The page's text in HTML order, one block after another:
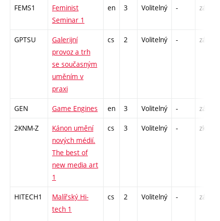
FEMS1
Feminist
Seminar 1
en 3 Volitelný - zá
GPTSU
Galerijní
provoz a trh
se současným
uměním v
praxi
cs 2 Volitelný - zá
GEN Game Engines en 3 Volitelný - zá
2KNM-Z
Kánon umění
nových médií.
The best of
new media art
1
cs 3 Volitelný - zk
HITECH1
Malířský Hi-
tech 1
cs 2 Volitelný - zá